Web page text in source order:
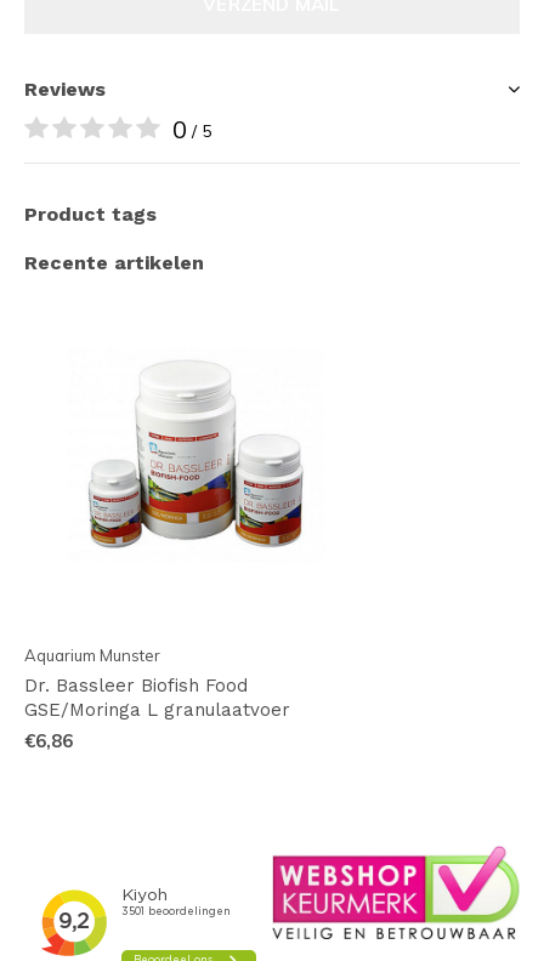
Reviews
0 / 5
Product tags
Recente artikelen
Aquarium Munster
Dr. Bassleer Biofish Food
GSE/Moringa L granulaatvoer
€6,86